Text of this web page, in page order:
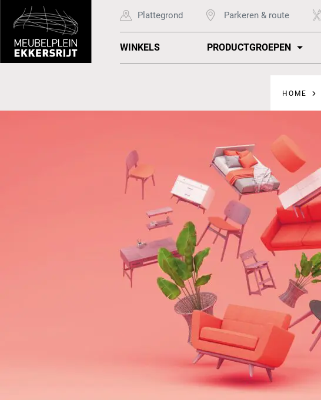
Plattegrond Parkeren & route
WINKELS PRODUCTGROEPEN
HOME